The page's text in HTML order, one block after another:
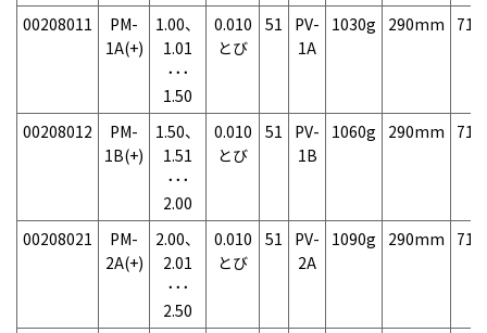
00208011
PM-
1A(+)
1.00、
1.01
･･･
1.50
0.010
とび
51
PV-
1A
1030g 290mm
00208012
PM-
1B(+)
1.50、
1.51
･･･
2.00
0.010
とび
51
PV-
1B
1060g 290mm
00208021
PM-
2A(+)
2.00、
2.01
･･･
2.50
0.010
とび
51
PV-
2A
1090g 290mm